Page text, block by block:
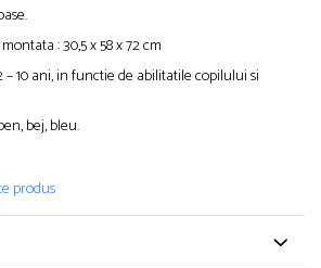
: 30,5 x 58 x 72 cm
10 ani, in functie de abilitatile copilului si
bej, bleu.
produs